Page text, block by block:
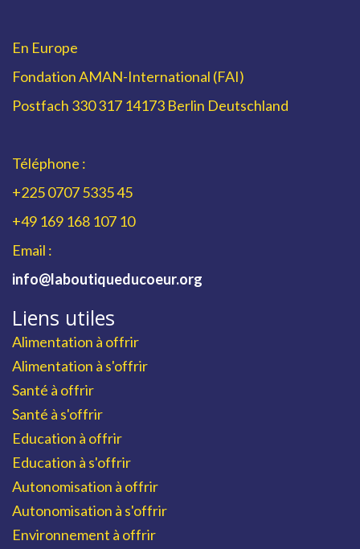
En Europe
Fondation AMAN-International (FAI)
Postfach 330 317 14173 Berlin Deutschland
Téléphone :
+225 0707 5335 45
+49 169 168 107 10
Email :
info@laboutiqueducoeur.org
Liens utiles
Alimentation à offrir
Alimentation à s'offrir
Santé à offrir
Santé à s'offrir
Education à offrir
Education à s'offrir
Autonomisation à offrir
Autonomisation à s'offrir
Environnement à offrir